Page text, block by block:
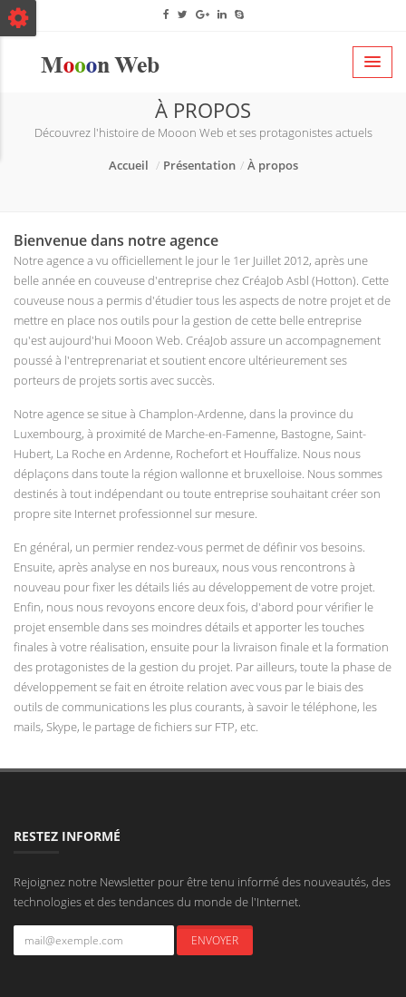
À PROPOS
Découvrez l'histoire de Mooon Web et ses protagonistes actuels
Accueil
Présentation À propos
Bienvenue dans notre agence
Notre agence a vu officiellement le jour le 1er Juillet 2012, après une
belle année en couveuse d'entreprise chez CréaJob Asbl (Hotton). Cette
couveuse nous a permis d'étudier tous les aspects de notre projet et de
mettre en place nos outils pour la gestion de cette belle entreprise
qu'est aujourd'hui Mooon Web. CréaJob assure un accompagnement
poussé à l'entreprenariat et soutient encore ultérieurement ses
porteurs de projets sortis avec succès.
Notre agence se situe à Champlon-Ardenne, dans la province du
Luxembourg, à proximité de Marche-en-Famenne, Bastogne, Saint-
Hubert, La Roche en Ardenne, Rochefort et Houffalize. Nous nous
déplaçons dans toute la région wallonne et bruxelloise. Nous sommes
destinés à tout indépendant ou toute entreprise souhaitant créer son
propre site Internet professionnel sur mesure.
En général, un permier rendez-vous permet de définir vos besoins.
Ensuite, après analyse en nos bureaux, nous vous rencontrons à
nouveau pour fixer les détails liés au développement de votre projet.
Enfin, nous nous revoyons encore deux fois, d'abord pour vérifier le
projet ensemble dans ses moindres détails et apporter les touches
finales à votre réalisation, ensuite pour la livraison finale et la formation
des protagonistes de la gestion du projet. Par ailleurs, toute la phase de
développement se fait en étroite relation avec vous par le biais des
outils de communications les plus courants, à savoir le téléphone, les
mails, Skype, le partage de fichiers sur FTP, etc.
RESTEZ INFORMÉ
Rejoignez notre Newsletter pour être tenu informé des nouveautés, des
technologies et des tendances du monde de l'Internet.